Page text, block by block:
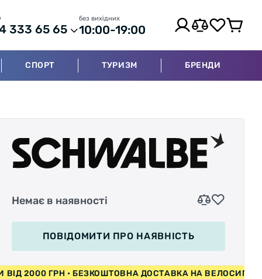
333 65 65
без вихідних
10:00-19:00
СПОРТ ТУРИЗМ БРЕНДИ
Немає в наявності
ПОВІДОМИТИ ПРО НАЯВНІСТЬ
ВІД 2000 ГРН • БЕЗКОШТОВНА ДОСТАВКА НА